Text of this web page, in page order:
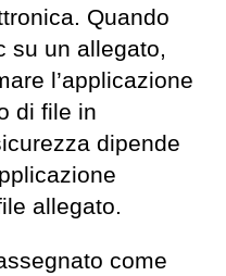
Quando
su un allegato,
l’applicazione
di file in
dipende
allegato.
come